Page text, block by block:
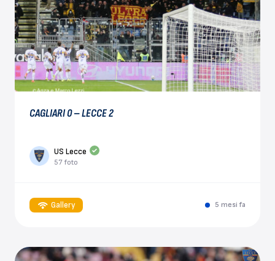
CAGLIARI 0 – LECCE 2
US Lecce
57 foto
Gallery 5 mesi fa